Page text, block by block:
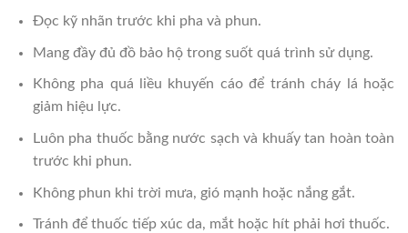
Đọc kỹ nhãn trước khi pha và phun.
Mang đầy đủ đồ bảo hộ trong suốt quá trình sử dụng.
Không pha quá liều khuyến cáo để tránh cháy lá hoặc
giảm hiệu lực.
Luôn pha thuốc bằng nước sạch và khuấy tan hoàn toàn
trước khi phun.
Không phun khi trời mưa, gió mạnh hoặc nắng gắt.
Tránh để thuốc tiếp xúc da, mắt hoặc hít phải hơi thuốc.